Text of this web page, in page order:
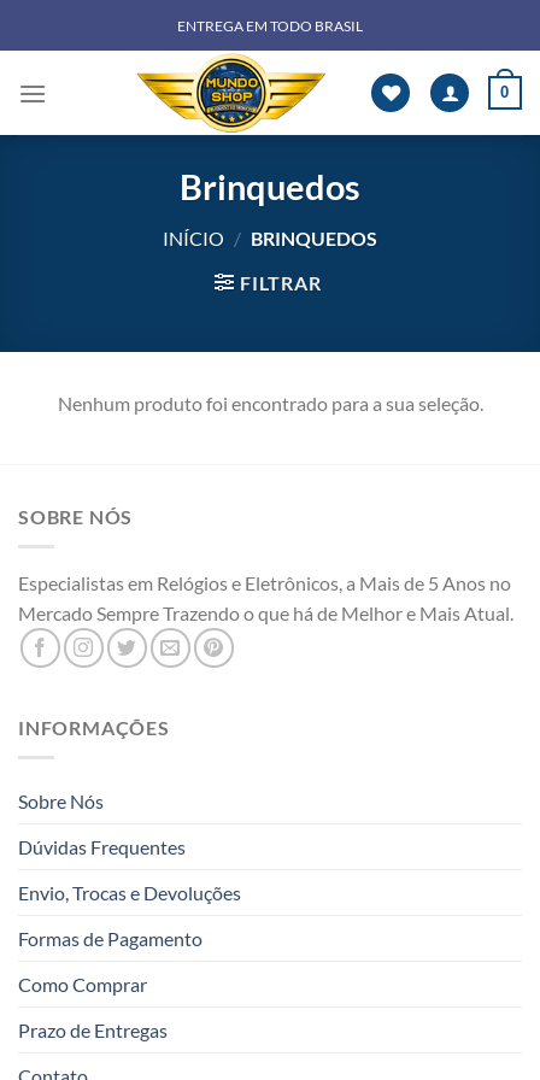
to
ENTREGA EM TODO BRASIL
0
Brinquedos
INÍCIO / BRINQUEDOS
FILTRAR
Nenhum produto foi encontrado para a sua seleção.
SOBRE NÓS
Especialistas em Relógios e Eletrônicos, a Mais de 5 Anos no
Mercado Sempre Trazendo o que há de Melhor e Mais Atual.
INFORMAÇÕES
Sobre Nós
Dúvidas Frequentes
Envio, Trocas e Devoluções
Formas de Pagamento
Como Comprar
Prazo de Entregas
Contato